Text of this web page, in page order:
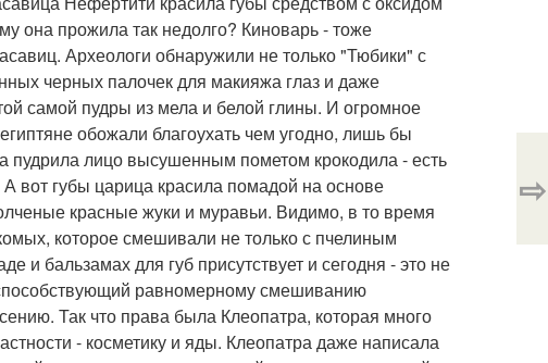
она прожила так недолго? Киноварь - тоже
Археологи обнаружили не только "Тюбики" с
черных палочек для макияжа глаз и даже
самой пудры из мела и белой глины. И огромное
обожали благоухать чем угодно, лишь бы
пудрила лицо высушенным пометом крокодила - есть
вот губы царица красила помадой на основе
красные жуки и муравьи. Видимо, в то время
которое смешивали не только с пчелиным
и бальзамах для губ присутствует и сегодня - это не
равномерному смешиванию
Так что права была Клеопатра, которая много
- косметику и яды. Клеопатра даже написала
⇨